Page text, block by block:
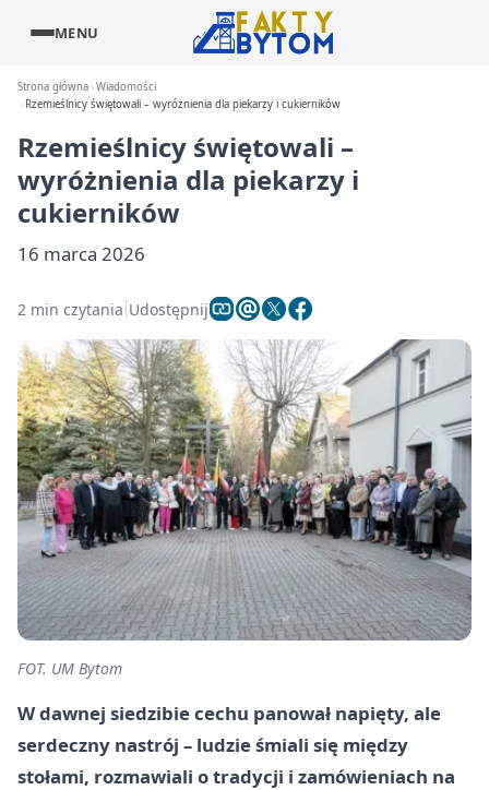
MENU
Strona główna Wiadomości
Rzemieślnicy świętowali – wyróżnienia dla piekarzy i cukierników
Rzemieślnicy świętowali –
wyróżnienia dla piekarzy i
cukierników
16 marca 2026
2 min czytania Udostępnij
FOT. UM Bytom
W dawnej siedzibie cechu panował napięty, ale
serdeczny nastrój – ludzie śmiali się między
stołami, rozmawiali o tradycji i zamówieniach na